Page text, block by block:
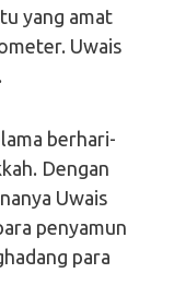
yang amat
Uwais
berhari-
Dengan
Uwais
penyamun
para